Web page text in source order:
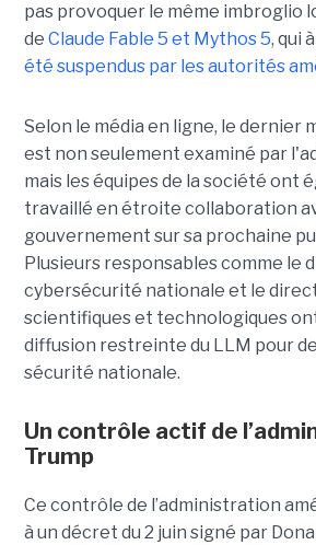
pas provoquer le même imbroglio
de Claude Fable 5 et Mythos 5, qui
été suspendus par les autorités
Selon le média en ligne, le dernier
est non seulement examiné par
mais les équipes de la société ont
travaillé en étroite collaboration
gouvernement sur sa prochaine
Plusieurs responsables comme le
cybersécurité nationale et le
scientifiques et technologiques
diffusion restreinte du LLM pour
sécurité nationale.
Un contrôle actif de
Trump
Ce contrôle de l’administration
à un décret du 2 juin signé par